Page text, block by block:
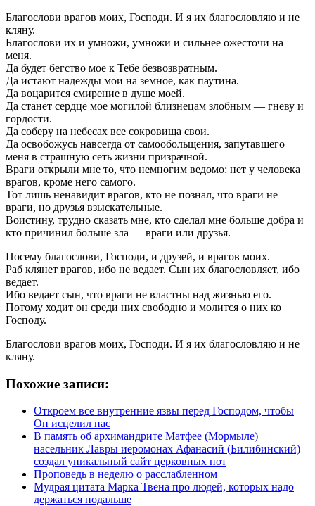
Благослови врагов моих, Господи. И я их благословляю и не
кляну.
Благослови их и умножи, умножи и сильнее ожесточи на
меня.
Да будет бегство мое к Тебе безвозвратным.
Да истают надежды мои на земное, как паутина.
Да воцарится смирение в душе моей.
Да станет сердце мое могилой близнецам злобным — гневу и
гордости.
Да соберу на небесах все сокровища свои.
Да освобожусь навсегда от самообольщения, запутавшего
меня в страшную сеть жизни призрачной.
Враги открыли мне то, что немногим ведомо: нет у человека
врагов, кроме него самого.
Тот лишь ненавидит врагов, кто не познал, что враги не
враги, но друзья взыскательные.
Воистину, трудно сказать мне, кто сделал мне больше добра и
кто причинил больше зла — враги или друзья.
Посему благослови, Господи, и друзей, и врагов моих.
Раб клянет врагов, ибо не ведает. Сын их благословляет, ибо
ведает.
Ибо ведает сын, что враги не властны над жизнью его.
Потому ходит он среди них свободно и молится о них ко
Господу.
Благослови врагов моих, Господи. И я их благословляю и не
кляну.
Похожие записи:
Откроем все внутренние язвы перед Господом, чтобы
Он исцелил нас
В память об архимандрите Матфее (Мормыле)
насельник Лавры иеромонах Афанасий (Билибинский)
создал уникальный сайт церковных нот
Проповедь в неделю о расслабленном
Мудрая цитата Марка Твена про людей, которых надо
держаться подальше